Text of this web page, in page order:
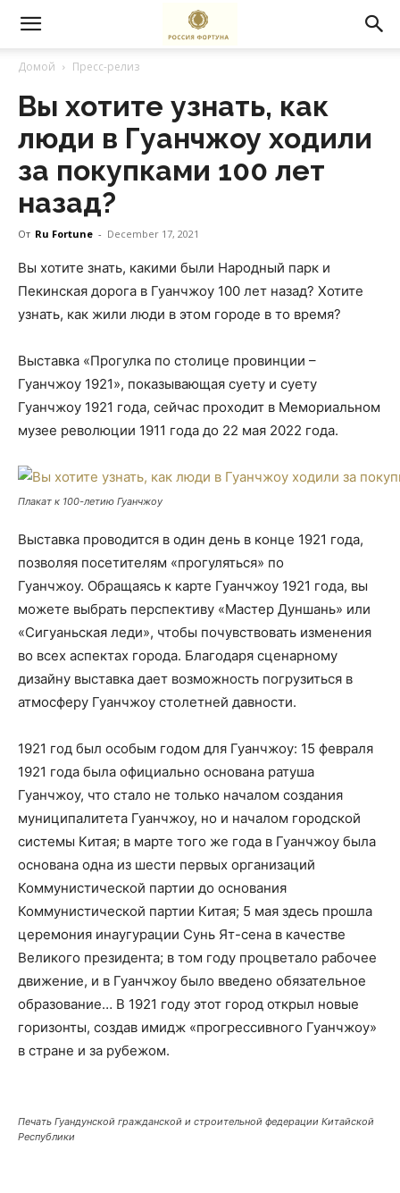
Домой Пресс-релиз
Вы хотите узнать, как
люди в Гуанчжоу ходили
за покупками 100 лет
назад?
От Ru Fortune - December 17, 2021
Вы хотите знать, какими были Народный парк и
Пекинская дорога в Гуанчжоу 100 лет назад? Хотите
узнать, как жили люди в этом городе в то время?
Выставка «Прогулка по столице провинции –
Гуанчжоу 1921», показывающая суету и суету
Гуанчжоу 1921 года, сейчас проходит в Мемориальном
музее революции 1911 года до 22 мая 2022 года.
Плакат к 100-летию Гуанчжоу
Выставка проводится в один день в конце 1921 года,
позволяя посетителям «прогуляться» по
Гуанчжоу. Обращаясь к карте Гуанчжоу 1921 года, вы
можете выбрать перспективу «Мастер Дуншань» или
«Сигуаньская леди», чтобы почувствовать изменения
во всех аспектах города. Благодаря сценарному
дизайну выставка дает возможность погрузиться в
атмосферу Гуанчжоу столетней давности.
1921 год был особым годом для Гуанчжоу: 15 февраля
1921 года была официально основана ратуша
Гуанчжоу, что стало не только началом создания
муниципалитета Гуанчжоу, но и началом городской
системы Китая; в марте того же года в Гуанчжоу была
основана одна из шести первых организаций
Коммунистической партии до основания
Коммунистической партии Китая; 5 мая здесь прошла
церемония инаугурации Сунь Ят-сена в качестве
Великого президента; в том году процветало рабочее
движение, и в Гуанчжоу было введено обязательное
образование… В 1921 году этот город открыл новые
горизонты, создав имидж «прогрессивного Гуанчжоу»
в стране и за рубежом.
Печать Гуандунской гражданской и строительной федерации Китайской
Республики